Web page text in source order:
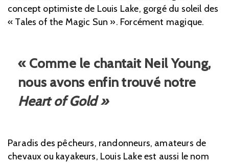
concept optimiste de Louis Lake, gorgé du soleil des
« Tales of the Magic Sun ». Forcément magique.
« Comme le chantait Neil Young,
nous avons enfin trouvé notre
Heart of Gold »
Paradis des pêcheurs, randonneurs, amateurs de
chevaux ou kayakeurs, Louis Lake est aussi le nom